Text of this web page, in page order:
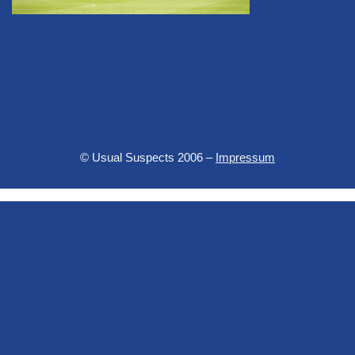
© Usual Suspects 2006 – Impressum